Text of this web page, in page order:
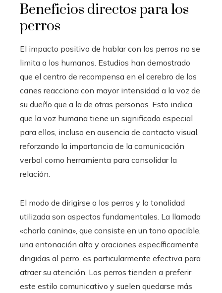
Beneficios directos para los
perros
El impacto positivo de hablar con los perros no se
limita a los humanos. Estudios han demostrado
que el centro de recompensa en el cerebro de los
canes reacciona con mayor intensidad a la voz de
su dueño que a la de otras personas. Esto indica
que la voz humana tiene un significado especial
para ellos, incluso en ausencia de contacto visual,
reforzando la importancia de la comunicación
verbal como herramienta para consolidar la
relación.
El modo de dirigirse a los perros y la tonalidad
utilizada son aspectos fundamentales. La llamada
«charla canina», que consiste en un tono apacible,
una entonación alta y oraciones específicamente
dirigidas al perro, es particularmente efectiva para
atraer su atención. Los perros tienden a preferir
este estilo comunicativo y suelen quedarse más